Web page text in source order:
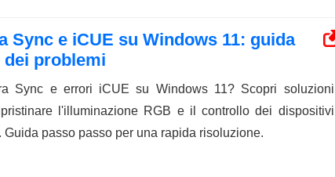
e iCUE su Windows 11: guida
problemi
Sync e errori iCUE su Windows 11? Scopri soluzioni
l'illuminazione RGB e il controllo dei dispositivi
Guida passo passo per una rapida risoluzione.